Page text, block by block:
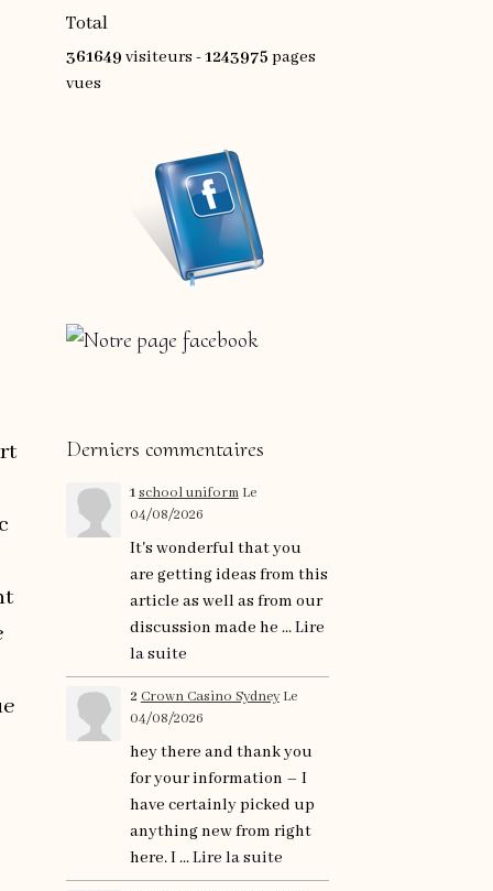
Total
361649 visiteurs -1243975 pages
vues
Derniers commentaires
1school uniform Le
04/08/2026
It's wonderful that you
are getting ideas from this
article as well as from our
discussion made he ...Lire
la suite
2 Crown Casino Sydney Le
04/08/2026
hey there and thank you
for your information – I
have certainly picked up
anything new from right
here. I ...Lire la suite